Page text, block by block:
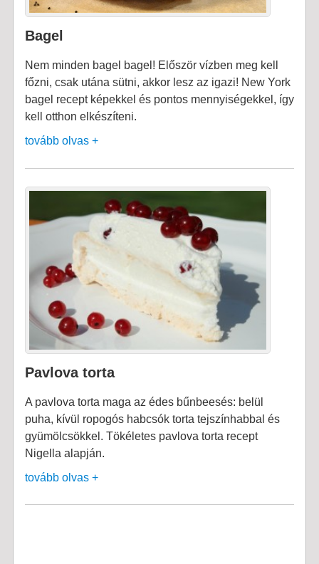
Bagel
Nem minden bagel bagel! Először vízben meg kell
főzni, csak utána sütni, akkor lesz az igazi! New York
bagel recept képekkel és pontos mennyiségekkel, így
kell otthon elkészíteni.
tovább olvas +
Pavlova torta
A pavlova torta maga az édes bűnbeesés: belül
puha, kívül ropogós habcsók torta tejszínhabbal és
gyümölcsökkel. Tökéletes pavlova torta recept
Nigella alapján.
tovább olvas +